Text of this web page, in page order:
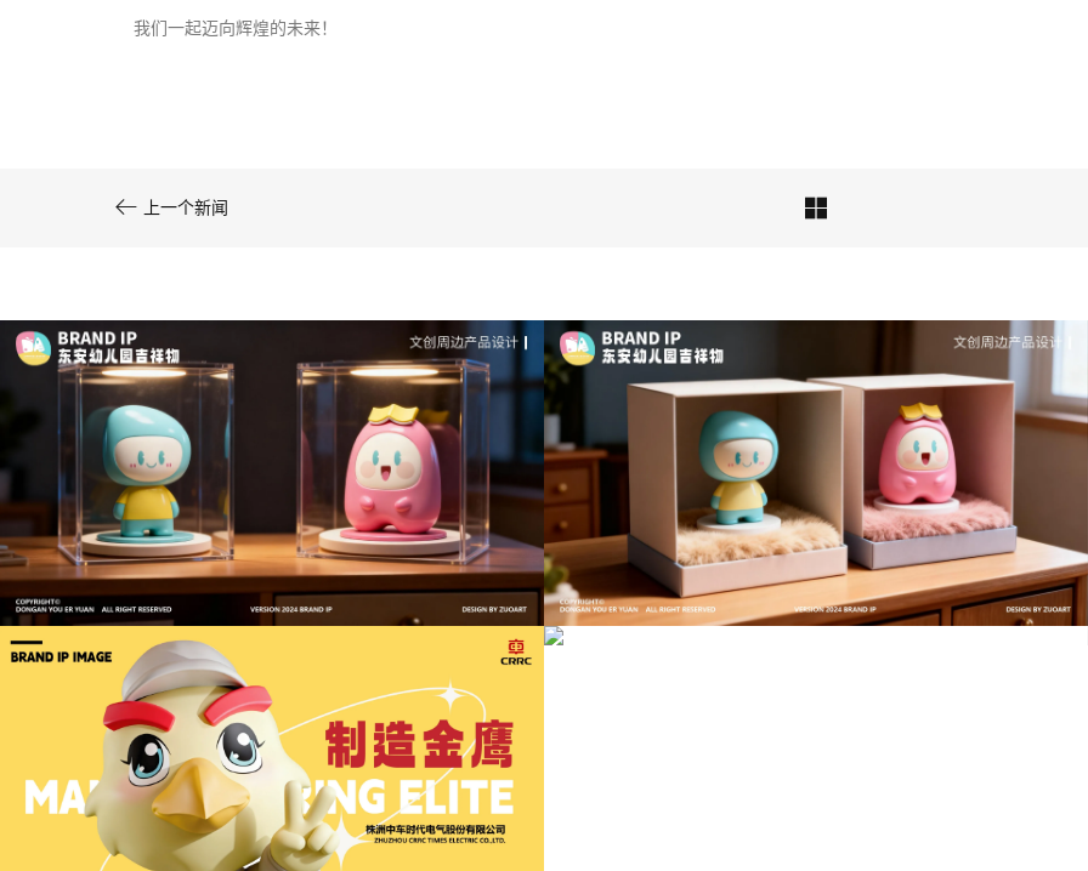
我们一起迈向辉煌的未来！
 上一个新闻 
从战略高度审视文旅ip设计，我们发现这……
文创产品设计的成本控制——实战技巧 | IP设计公
司-佐案设计